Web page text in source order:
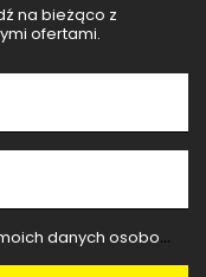
na bieżąco z
ofertami.
z informacją handlową (marketing). Więcej w